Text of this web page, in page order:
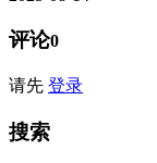
评论0
请先 登录
搜索